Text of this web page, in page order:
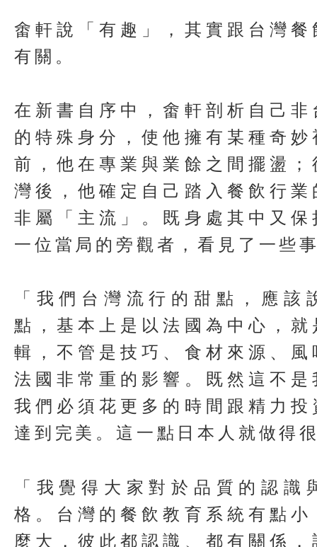
畬軒說「有趣」，其實跟台灣
有關。
在新書自序中，畬軒剖析自己
的特殊身分，使他擁有某種奇
前，他在專業與業餘之間擺盪
灣後，他確定自己踏入餐飲行
非屬「主流」。既身處其中又
一位當局的旁觀者，看見了一些
「我們台灣流行的甜點，應該
點，基本上是以法國為中心，
輯，不管是技巧、食材來源、
法國非常重的影響。既然這不
我們必須花更多的時間跟精力
達到完美。這一點日本人就做得
「我覺得大家對於品質的認識
格。台灣的餐飲教育系統有點
麼大，彼此都認識、都有關係